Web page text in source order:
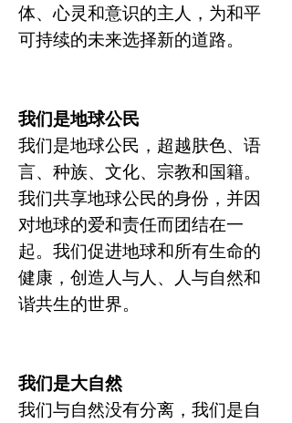
体、心灵和意识的主人，为和平
可持续的未来选择新的道路。
我们是地球公民
我们是地球公民，超越肤色、语
言、种族、文化、宗教和国籍。
我们共享地球公民的身份，并因
对地球的爱和责任而团结在一
起。我们促进地球和所有生命的
健康，创造人与人、人与自然和
谐共生的世界。
我们是大自然
我们与自然没有分离，我们是自